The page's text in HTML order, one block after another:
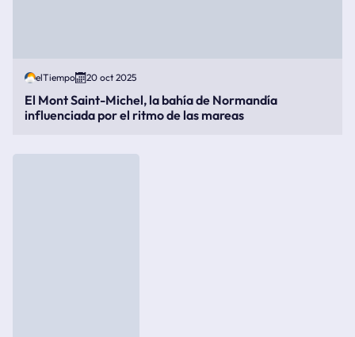
elTiempo 20 oct 2025
El Mont Saint-Michel, la bahía de Normandía
influenciada por el ritmo de las mareas